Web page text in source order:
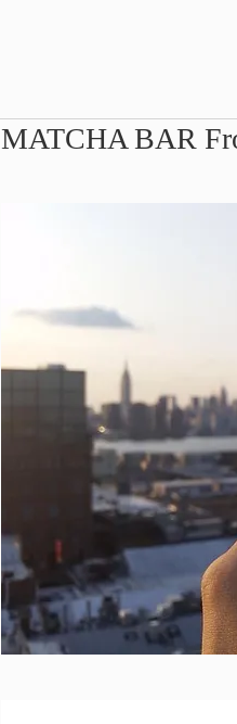
MATCHA BAR